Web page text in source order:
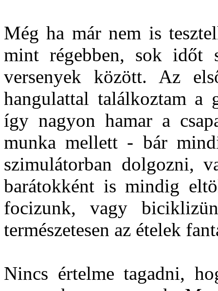
Még ha már nem is
mint régebben, sok időt
versenyek között. Az
hangulattal találkoztam a
így nagyon hamar a
munka mellett - bár
szimulátorban dolgozni,
barátokként is mindig
focizunk, vagy
természetesen az ételek
Nincs értelme tagadni,